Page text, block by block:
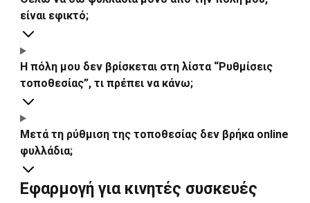
είναι εφικτό;
Η πόλη μου δεν βρίσκεται στη λίστα “Ρυθμίσεις
τοποθεσίας”, τι πρέπει να κάνω;
Μετά τη ρύθμιση της τοποθεσίας δεν βρήκα online
φυλλάδια;
Εφαρμογή για κινητές συσκευές